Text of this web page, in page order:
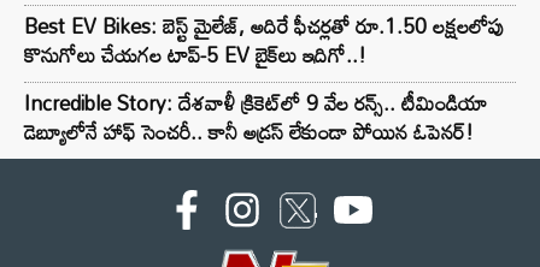
Best EV Bikes: బెస్ట్ మైలేజ్, అదిరే ఫీచర్లతో రూ.1.50 లక్షలలోపు
కొనుగోలు చేయగల టాప్-5 EV బైక్‌లు ఇదిగో..!
Incredible Story: దేశవాళీ క్రికెట్‌లో 9 వేల రన్స్.. టీమిండియా
డెబ్యూలోనే హాఫ్ సెంచరీ.. కానీ అడ్రస్ లేకుండా పోయిన ఓపెనర్!